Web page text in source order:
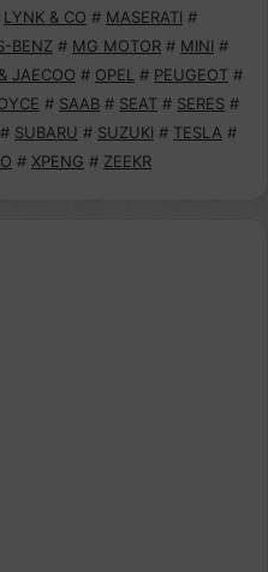
LYNK & CO # MASERATI #
BENZ # MG MOTOR # MINI #
JAECOO # OPEL # PEUGEOT #
# SAAB # SEAT # SERES #
# SUBARU # SUZUKI # TESLA #
# XPENG # ZEEKR